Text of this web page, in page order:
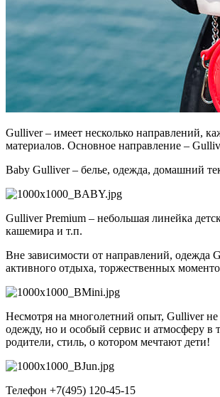
Gulliver – имеет несколько направлений,
материалов. Основное направление –
Baby Gulliver – белье, одежда, домашний
Gulliver Premium – небольшая линейка
кашемира и т.п.
Вне зависимости от направлений, одежда
активного отдыха, торжественных
Несмотря на многолетний опыт, Gulliver не
одежду, но и особый сервис и атмосферу в
родители, стиль, о котором мечтают дети!
Телефон +7(495) 120-45-15